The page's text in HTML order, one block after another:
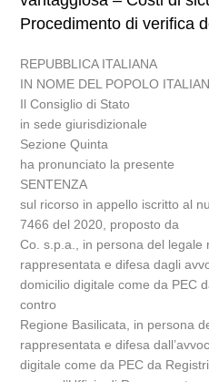
Procedimento di verifica
REPUBBLICA ITALIANA
IN NOME DEL POPOLO
Il Consiglio di Stato
in sede giurisdizionale
Sezione Quinta
ha pronunciato la presente
SENTENZA
sul ricorso in appello iscritto al
7466 del 2020, proposto da
Co. s.p.a., in persona del legale
rappresentata e difesa dagli
domicilio digitale come da PEC
contro
Regione Basilicata, in persona
rappresentata e difesa
digitale come da PEC da